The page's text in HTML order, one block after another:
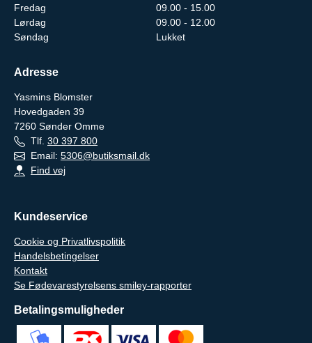
Fredag
09.00 - 15.00
Lørdag
09.00 - 12.00
Søndag
Lukket
Adresse
Yasmins Blomster
Hovedgaden 39
7260 Sønder Omme
Tlf. 30 397 800
Email: 5306@butiksmail.dk
Find vej
Kundeservice
Cookie og Privatlivspolitik
Handelsbetingelser
Kontakt
Se Fødevarestyrelsens smiley-rapporter
Betalingsmuligheder